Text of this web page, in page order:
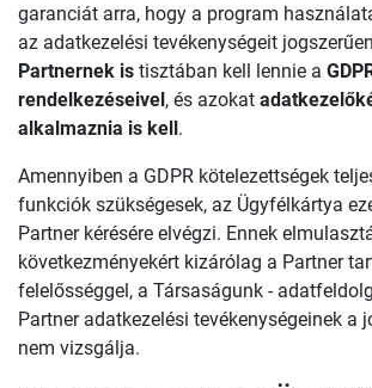
garanciát arra, hogy a program
az adatkezelési tevékenységeit
Partnernek is tisztában kell lennie a
rendelkezéseivel, és azokat
alkalmaznia is kell.
Amennyiben a GDPR kötelezettségek
funkciók szükségesek, az Ügyfélkártya
Partner kérésére elvégzi. Ennek
következményekért kizárólag a Partner
felelősséggel, a Társaságunk -
Partner adatkezelési tevékenységeinek a
nem vizsgálja.